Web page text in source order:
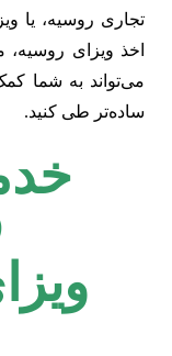
تجاری روسیه، یا
اخذ ویزای روسیه،
می‌تواند به شما
ساده‌تر طی کنید.